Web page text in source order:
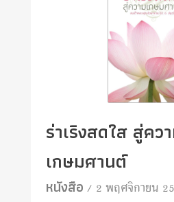
ร่าเริงสดใส สู่คว
เกษมศานต์
หนังสือ/ 2 พฤศจิกายน